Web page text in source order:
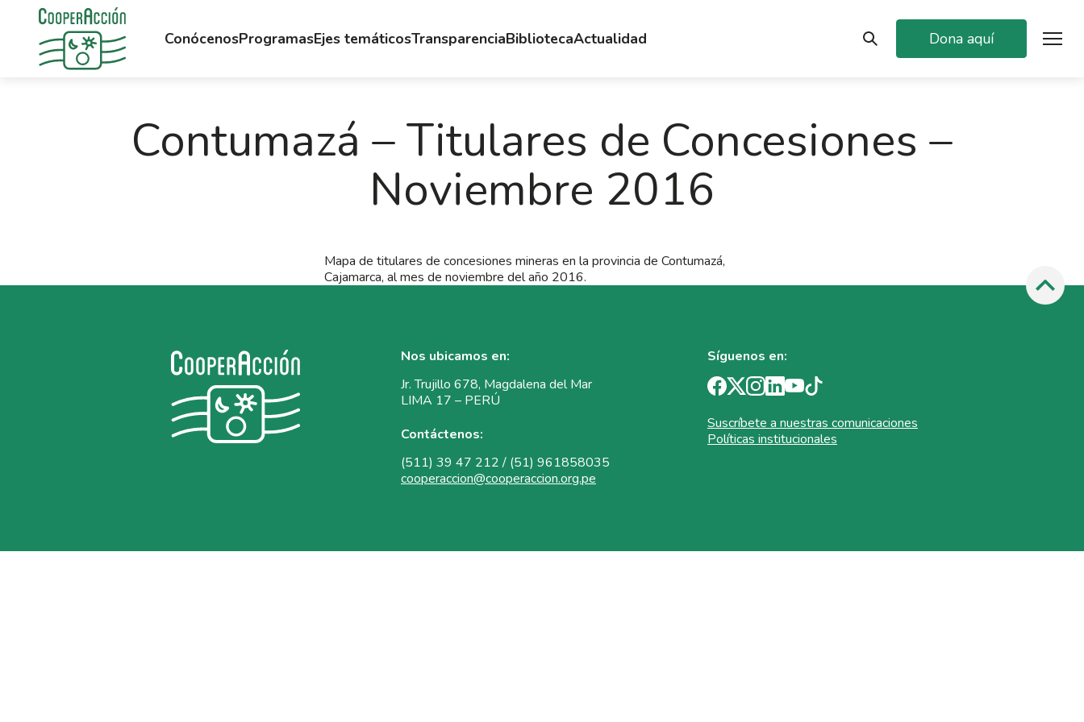
ConócenosProgramasEjes temáticosTransparenciaBibliotecaActualidad Dona aquí
Contumazá – Titulares de Concesiones –
Noviembre 2016
Mapa de titulares de concesiones mineras en la provincia de Contumazá,
Cajamarca, al mes de noviembre del año 2016.
Nos ubicamos en:
Jr. Trujillo 678, Magdalena del Mar
LIMA 17 – PERÚ
Contáctenos:
(511) 39 47 212 / (51) 961858035
cooperaccion@cooperaccion.org.pe
Síguenos en:
Suscríbete a nuestras comunicaciones
Políticas institucionales